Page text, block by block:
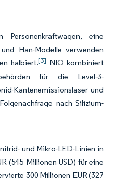
eine
Han-Modelle verwenden
halbiert.[3] NIO kombiniert
für die Level-3-
Kantenemissionslaser und
nach Silizium-
und Mikro-LED-Linien in
(545 Millionen USD) für eine
300 Millionen EUR (327